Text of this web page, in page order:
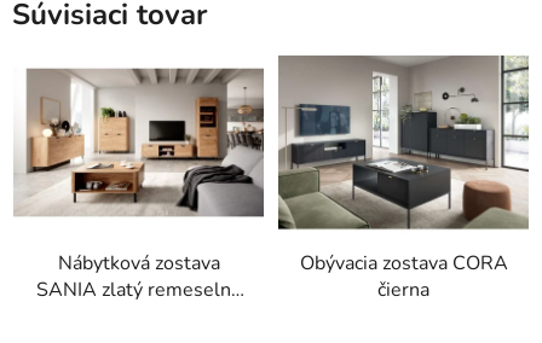
Súvisiaci tovar
Nábytková zostava
SANIA zlatý remeselný
Obývacia zostava CORA
čierna